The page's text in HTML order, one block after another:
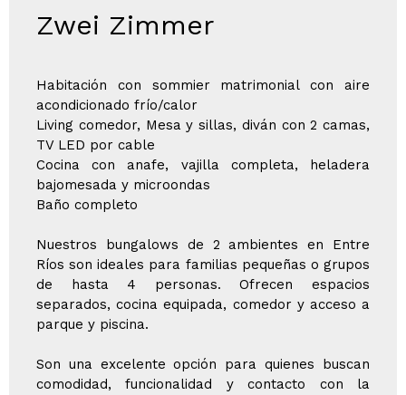
Zwei Zimmer
Habitación con sommier matrimonial con aire
acondicionado frío/calor
Living comedor, Mesa y sillas, diván con 2 camas,
TV LED por cable
Cocina con anafe, vajilla completa, heladera
bajomesada y microondas
Baño completo
Nuestros bungalows de 2 ambientes en Entre
Ríos son ideales para familias pequeñas o grupos
de hasta 4 personas. Ofrecen espacios
separados, cocina equipada, comedor y acceso a
parque y piscina.
Son una excelente opción para quienes buscan
comodidad, funcionalidad y contacto con la